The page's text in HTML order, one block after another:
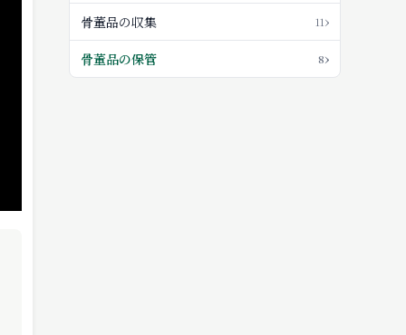
骨董品の収集 11›
骨董品の保管 8›